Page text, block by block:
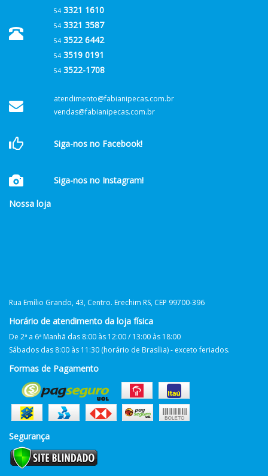
543321 1610
543321 3587
543522 6442
543519 0191
543522-1708
atendimento@fabianipecas.com.br
vendas@fabianipecas.com.br
Siga-nos no Facebook!
Siga-nos no Instagram!
Nossa loja
Rua Emílio Grando, 43, Centro. Erechim RS, CEP 99700-396
Horário de atendimento da loja física
De 2ª a 6ª Manhã das 8:00 às 12:00 / 13:00 às 18:00
Sábados das 8:00 às 11:30 (horário de Brasília) - exceto feriados.
Formas de Pagamento
Segurança